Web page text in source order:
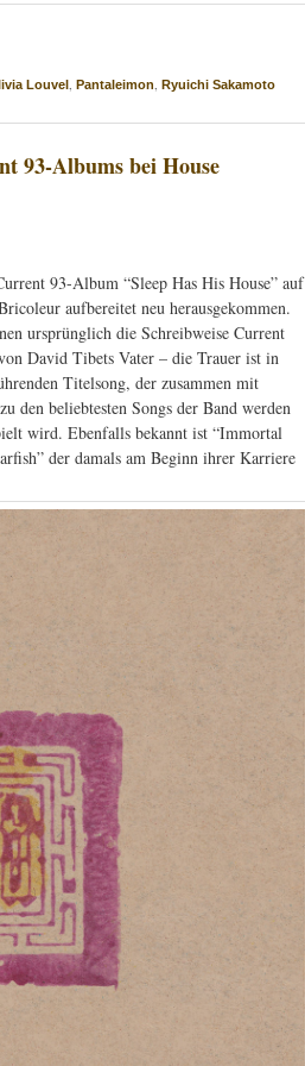
Louvel Pantaleimon Ryuichi Sakamoto
93-Albums bei House
93-Album “Sleep Has His House” auf
aufbereitet neu herausgekommen.
ursprünglich die Schreibweise Current
David Tibets Vater – die Trauer ist in
Titelsong, der zusammen mit
den beliebtesten Songs der Band werden
wird. Ebenfalls bekannt ist “Immortal
der damals am Beginn ihrer Karriere